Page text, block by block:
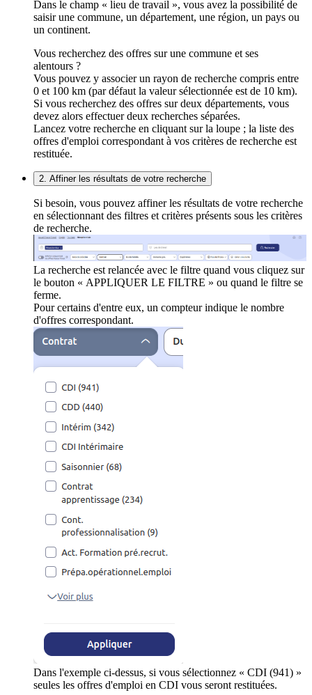
Dans le champ « lieu de travail », vous avez la possibilité de
saisir une commune, un département, une région, un pays ou
un continent.
Vous recherchez des offres sur une commune et ses
alentours ?
Vous pouvez y associer un rayon de recherche compris entre
0 et 100 km (par défaut la valeur sélectionnée est de 10 km).
Si vous recherchez des offres sur deux départements, vous
devez alors effectuer deux recherches séparées.
Lancez votre recherche en cliquant sur la loupe ; la liste des
offres d'emploi correspondant à vos critères de recherche est
restituée.
2. Affiner les résultats de votre recherche
Si besoin, vous pouvez affiner les résultats de votre recherche
en sélectionnant des filtres et critères présents sous les critères
de recherche.
La recherche est relancée avec le filtre quand vous cliquez sur
le bouton « APPLIQUER LE FILTRE » ou quand le filtre se
ferme.
Pour certains d'entre eux, un compteur indique le nombre
d'offres correspondant.
Dans l'exemple ci-dessus, si vous sélectionnez « CDI (941) »
seules les offres d'emploi en CDI vous seront restituées.